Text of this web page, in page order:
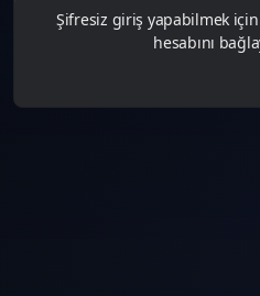
Şifresiz giriş yapabilmek
hesabını